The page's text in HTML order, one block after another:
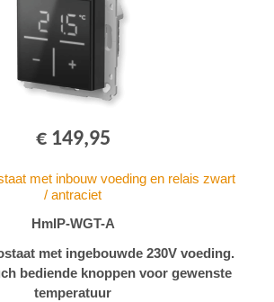
€ 149,95
met inbouw voeding en relais zwart
/ antraciet
HmIP-WGT-A
met ingebouwde 230V voeding.
bediende knoppen voor gewenste
temperatuur